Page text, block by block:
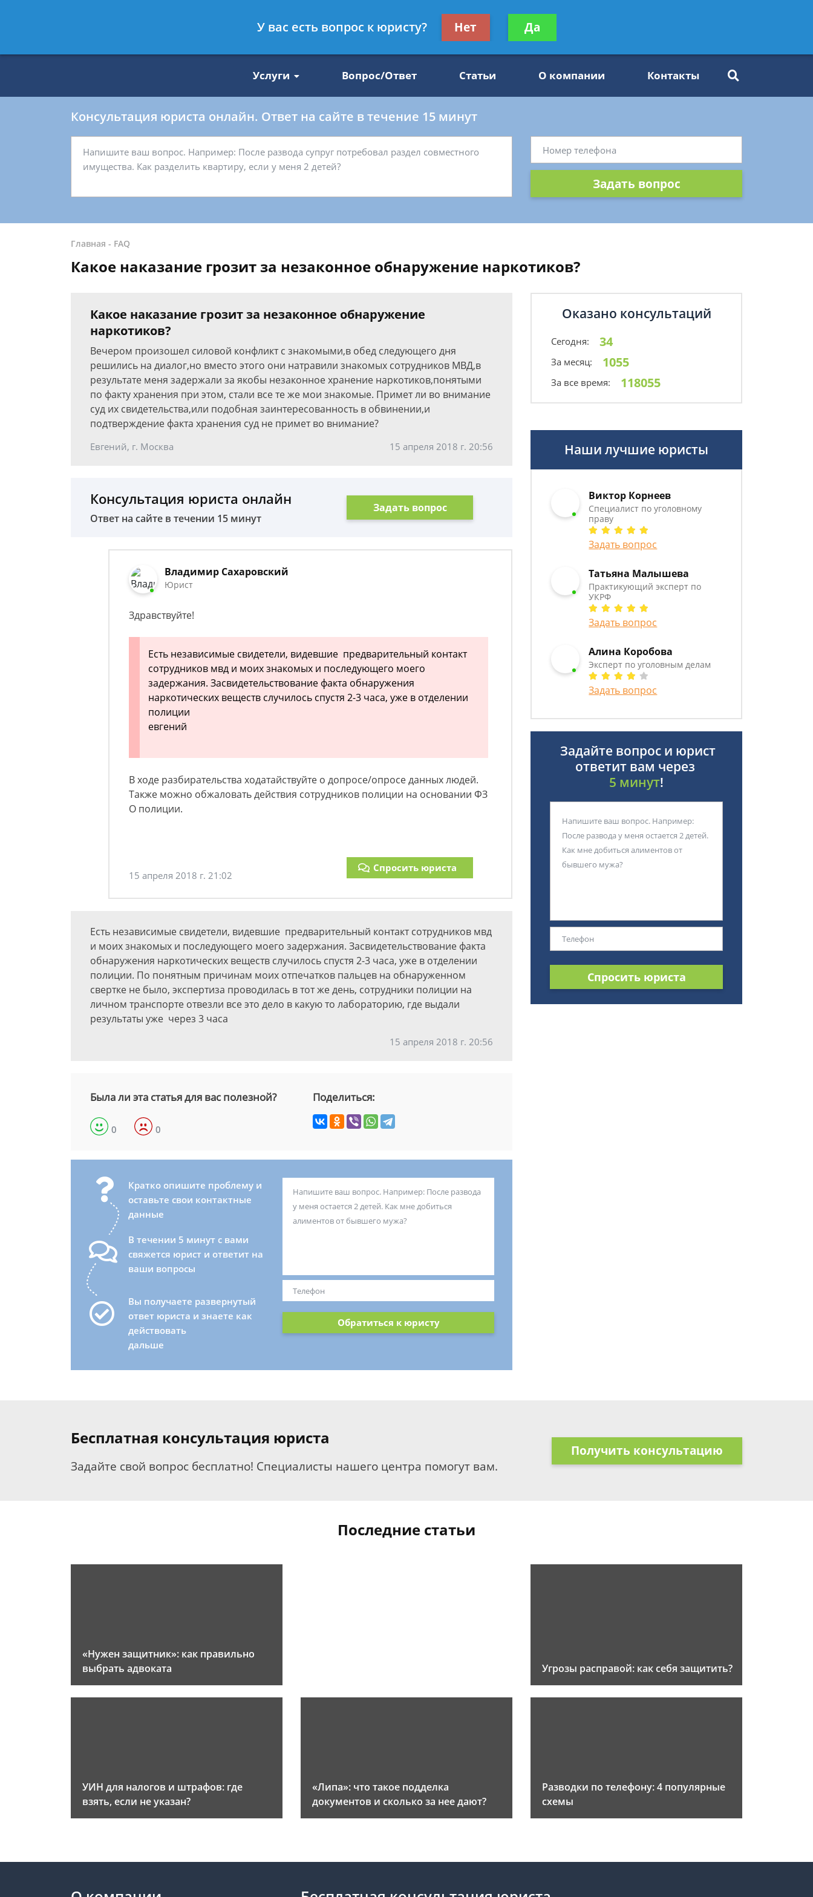
8 812 509-27-47
Получите консультацию
бесплатно
Услуги Вопрос/Ответ Статьи О компании Контакты
Консультация юриста онлайн. Ответ на сайте в течение 15 минут
Задать вопрос
Главная - FAQ
Какое наказание грозит за незаконное обнаружение наркотиков?
Какое наказание грозит за незаконное обнаружение
наркотиков?
Вечером произошел силовой конфликт с знакомыми,в обед следующего дня
решились на диалог,но вместо этого они натравили знакомых сотрудников МВД,в
результате меня задержали за якобы незаконное хранение наркотиков,понятыми
по факту хранения при этом, стали все те же мои знакомые. Примет ли во внимание
суд их свидетельства,или подобная заинтересованность в обвинении,и
подтверждение факта хранения суд не примет во внимание?
Евгений, г. Москва 15 апреля 2018 г. 20:56
Консультация юриста онлайн
Ответ на сайте в течении 15 минут
Задать вопрос
Владимир Сахаровский
Юрист
Здравствуйте!
Есть независимые свидетели, видевшие предварительный контакт
сотрудников мвд и моих знакомых и последующего моего
задержания. Засвидетельствование факта обнаружения
наркотических веществ случилось спустя 2-3 часа, уже в отделении
полиции
евгений
В ходе разбирательства ходатайствуйте о допросе/опросе данных людей.
Также можно обжаловать действия сотрудников полиции на основании ФЗ
О полиции.
15 апреля 2018 г. 21:02
Спросить юриста
Есть независимые свидетели, видевшие предварительный контакт сотрудников мвд
и моих знакомых и последующего моего задержания. Засвидетельствование факта
обнаружения наркотических веществ случилось спустя 2-3 часа, уже в отделении
полиции. По понятным причинам моих отпечатков пальцев на обнаруженном
свертке не было, экспертиза проводилась в тот же день, сотрудники полиции на
личном транспорте отвезли все это дело в какую то лабораторию, где выдали
результаты уже через 3 часа
15 апреля 2018 г. 20:56
Была ли эта статья для вас полезной?
0 0
Поделиться:
Кратко опишите проблему и
оставьте свои контактные
данные
В течении 5 минут с вами
свяжется юрист и ответит на
ваши вопросы
Вы получаете развернутый
ответ юриста и знаете как
действовать
дальше
Обратиться к юристу
Оказано консультаций
Сегодня: 34
За месяц: 1055
За все время: 118055
Наши лучшие юристы
Виктор Корнеев
Cпециалист по уголовному
праву
Задать вопрос
Татьяна Малышева
Практикующий эксперт по
УКРФ
Задать вопрос
Алина Коробова
Эксперт по уголовным делам
Задать вопрос
Задайте вопрос и юрист
ответит вам через
5 минут!
Спросить юриста
Бесплатная консультация юриста
Задайте свой вопрос бесплатно! Специалисты нашего центра помогут вам.
Получить консультацию
Последние статьи
«Нужен защитник»: как правильно
выбрать адвоката
Угрозы расправой: как себя защитить?
УИН для налогов и штрафов: где
взять, если не указан?
«Липа»: что такое подделка
документов и сколько за нее дают?
Разводки по телефону: 4 популярные
схемы
У вас есть вопрос к юристу? Нет Да